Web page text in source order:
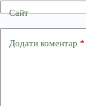
Сайт
Додати коментар *